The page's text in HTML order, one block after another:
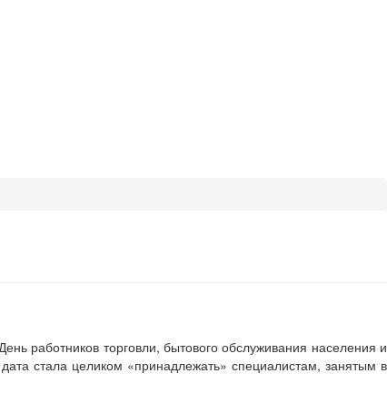
работников торговли, бытового обслуживания населения и
стала целиком «принадлежать» специалистам, занятым в